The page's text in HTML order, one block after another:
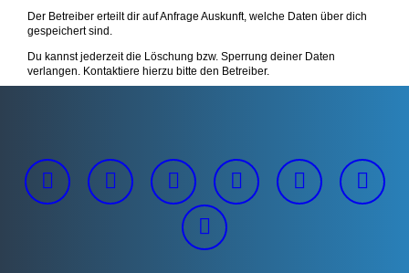
Der Betreiber erteilt dir auf Anfrage Auskunft, welche Daten über dich
gespeichert sind.
Du kannst jederzeit die Löschung bzw. Sperrung deiner Daten
verlangen. Kontaktiere hierzu bitte den Betreiber.